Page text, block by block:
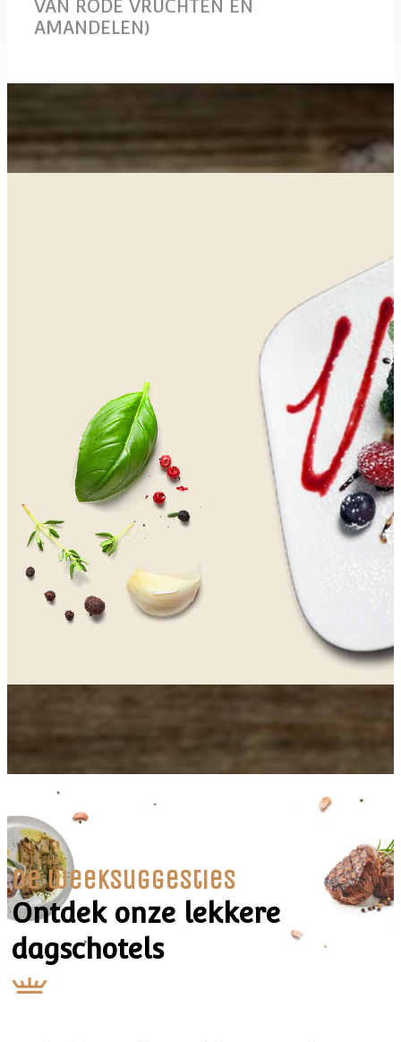
VAN RODE VRUCHTEN EN
AMANDELEN)
De weeksuggesties
Ontdek onze lekkere
dagschotels